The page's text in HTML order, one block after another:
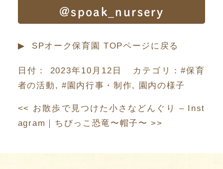
@spoak_nursery
▶︎ SPオーク保育園 TOPページに戻る
日付： 2023年10月12日 カテゴリ：#保育
者の活動 , #園内行事・制作, 園内の様子
<< お散歩で見つけた小さなどんぐり – Inst
agram
ちびっこ恐竜〜帽子〜>>